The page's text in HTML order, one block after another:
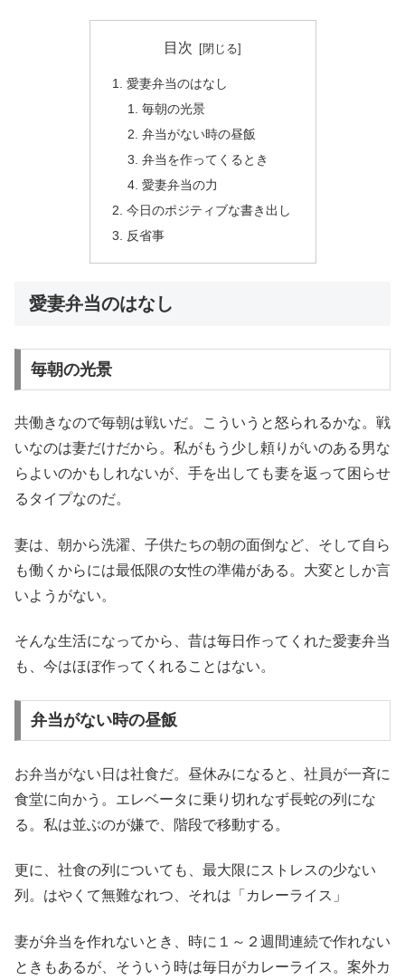
目次
愛妻弁当のはなし
毎朝の光景
弁当がない時の昼飯
弁当を作ってくるとき
愛妻弁当の力
今日のポジティブな書き出し
反省事
愛妻弁当のはなし
毎朝の光景
共働きなので毎朝は戦いだ。こういうと怒られるかな。戦
いなのは妻だけだから。私がもう少し頼りがいのある男な
らよいのかもしれないが、手を出しても妻を返って困らせ
るタイプなのだ。
妻は、朝から洗濯、子供たちの朝の面倒など、そして自ら
も働くからには最低限の女性の準備がある。大変としか言
いようがない。
そんな生活になってから、昔は毎日作ってくれた愛妻弁当
も、今はほぼ作ってくれることはない。
弁当がない時の昼飯
お弁当がない日は社食だ。昼休みになると、社員が一斉に
食堂に向かう。エレベータに乗り切れなず長蛇の列にな
る。私は並ぶのが嫌で、階段で移動する。
更に、社食の列についても、最大限にストレスの少ない
列。はやくて無難なれつ、それは「カレーライス」
妻が弁当を作れないとき、時に１～２週間連続で作れない
ときもあるが、そういう時は毎日がカレーライス。案外カ